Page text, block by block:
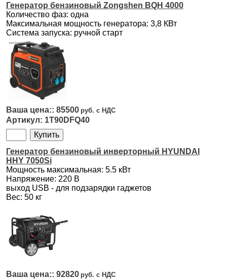
Генератор бензиновый Zongshen BQH 4000
Количество фаз: одна
Максимальная мощность генератора: 3,8 КВт
Система запуска: ручной старт
85500
1T90DFQ40
Генератор бензиновый инверторный HYUNDAI
HHY 7050Si
Мощность максимальная: 5.5 кВт
Напряжение: 220 В
выход USB - для подзарядки гаджетов
Вес: 50 кг
92820